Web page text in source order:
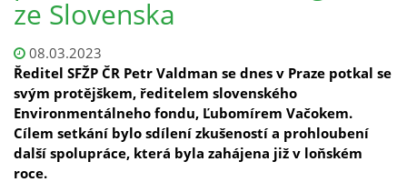
ze Slovenska
08.03.2023
Ředitel SFŽP ČR Petr Valdman se dnes v Praze potkal se
svým protějškem, ředitelem slovenského
Environmentálneho fondu, Ľubomírem Vačokem.
Cílem setkání bylo sdílení zkušeností a prohloubení
další spolupráce, která byla zahájena již v loňském
roce.